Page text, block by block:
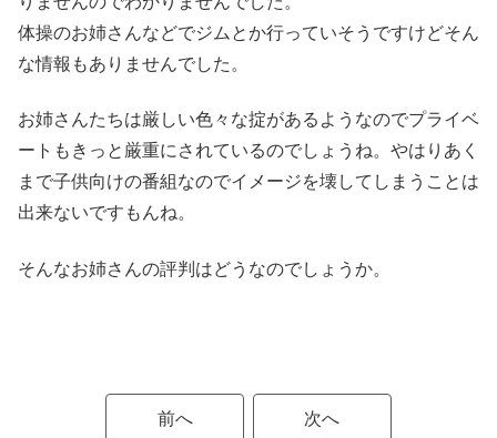
体操のお姉さんなどでジムとか行っていそう ですけどそん
な情報もありませんでした。
お姉さんたちは厳しい色々な掟があるようなのでプライベ
ートもきっと厳重にされているのでしょうね。やはりあく
まで子供向けの番組なのでイメージを壊してしまうことは
出来ないですもんね。
そんなお姉さんの評判はどうなのでしょうか。
前へ 次へ